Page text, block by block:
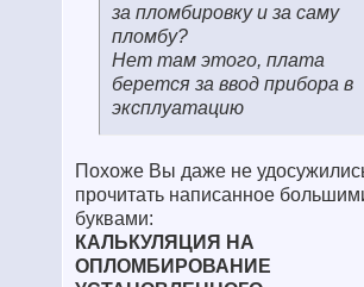
за пломбировку и за саму
пломбу?
Нет там этого, плата
берется за ввод прибора в
эксплуатацию
Похоже Вы даже не
прочитать написанное
буквами:
КАЛЬКУЛЯЦИЯ НА
ОПЛОМБИРОВАНИЕ